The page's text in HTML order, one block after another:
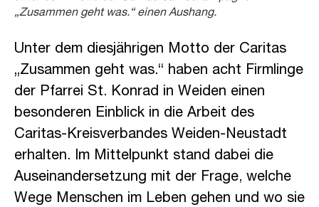
„Zusammen geht was.“ einen Aushang.
Unter dem diesjährigen Motto der Caritas
„Zusammen geht was.“ haben acht Firmlinge
der Pfarrei St. Konrad in Weiden einen
besonderen Einblick in die Arbeit des
Caritas-Kreisverbandes Weiden-Neustadt
erhalten. Im Mittelpunkt stand dabei die
Auseinandersetzung mit der Frage, welche
Wege Menschen im Leben gehen und wo sie